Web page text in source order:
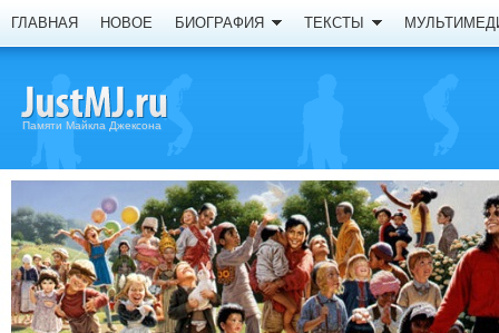
ГЛАВНАЯ НОВОЕ БИОГРАФИЯ ТЕКСТЫ
Памяти Майкла Джексона